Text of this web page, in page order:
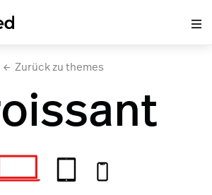
Zurück zu themes